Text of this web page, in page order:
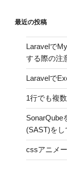
最近の投稿
Laravelで
する際の注
Laravelで
1行でも複
SonarQube
(SAST)をし
cssアニメ